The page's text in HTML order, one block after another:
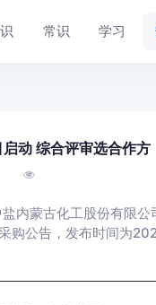
常识 学习
动 综合评审选合作方
内蒙古化工股份有限
公告，发布时间为